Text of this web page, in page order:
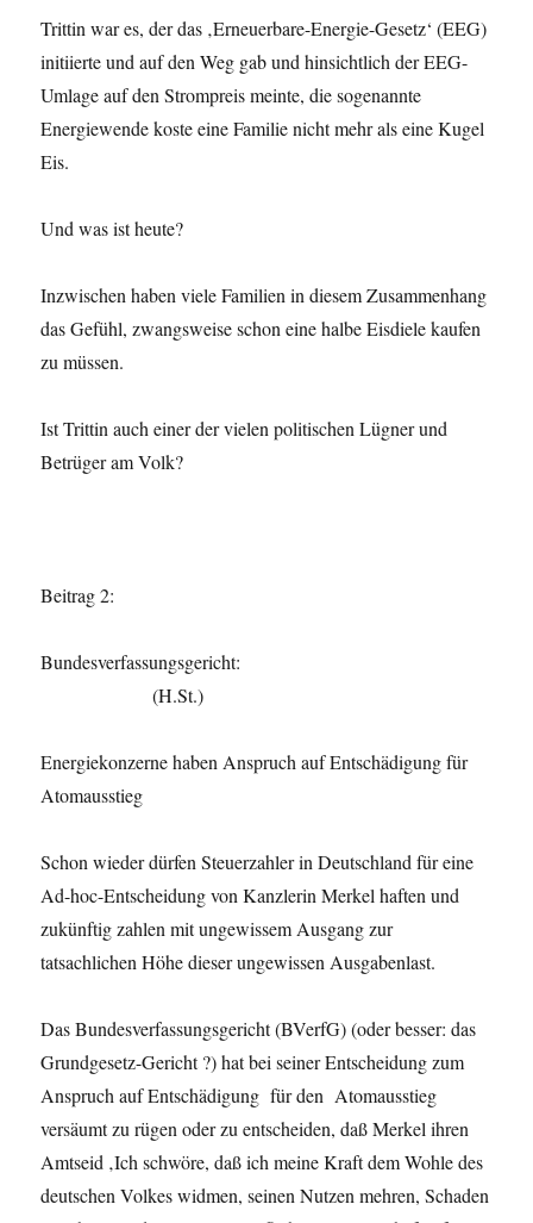
Trittin war es, der das ‚Erneuerbare-Energie-Gesetz‘ (EEG)
initiierte und auf den Weg gab und hinsichtlich der EEG-
Umlage auf den Strompreis meinte, die sogenannte
Energiewende koste eine Familie nicht mehr als eine Kugel
Eis.
Und was ist heute?
Inzwischen haben viele Familien in diesem Zusammenhang
das Gefühl, zwangsweise schon eine halbe Eisdiele kaufen
zu müssen.
Ist Trittin auch einer der vielen politischen Lügner und
Betrüger am Volk?
Beitrag 2:
Bundesverfassungsgericht:
(H.St.)
Energiekonzerne haben Anspruch auf Entschädigung für
Atomausstieg
Schon wieder dürfen Steuerzahler in Deutschland für eine
Ad-hoc-Entscheidung von Kanzlerin Merkel haften und
zukünftig zahlen mit ungewissem Ausgang zur
tatsachlichen Höhe dieser ungewissen Ausgabenlast.
Das Bundesverfassungsgericht (BVerfG) (oder besser: das
Grundgesetz-Gericht ?) hat bei seiner Entscheidung zum
Anspruch auf Entschädigung für den Atomausstieg
versäumt zu rügen oder zu entscheiden, daß Merkel ihren
Amtseid ‚Ich schwöre, daß ich meine Kraft dem Wohle des
deutschen Volkes widmen, seinen Nutzen mehren, Schaden